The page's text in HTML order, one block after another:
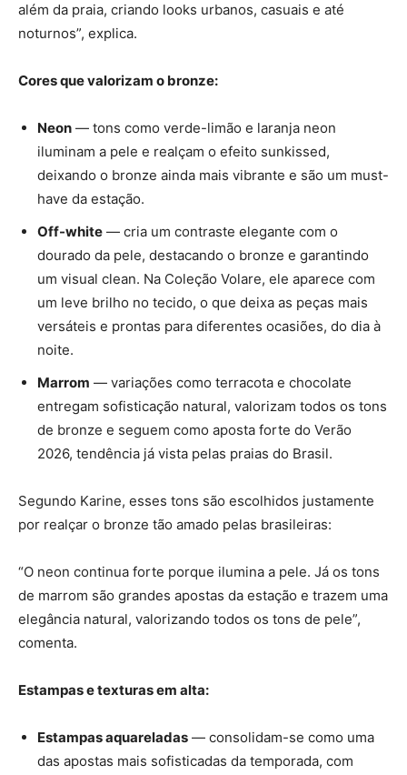
além da praia, criando looks urbanos, casuais e até
noturnos”, explica.
Cores que valorizam o bronze:
Neon — tons como verde-limão e laranja neon
iluminam a pele e realçam o efeito sunkissed,
deixando o bronze ainda mais vibrante e são um must-
have da estação.
Off-white — cria um contraste elegante com o
dourado da pele, destacando o bronze e garantindo
um visual clean. Na Coleção Volare, ele aparece com
um leve brilho no tecido, o que deixa as peças mais
versáteis e prontas para diferentes ocasiões, do dia à
noite.
Marrom — variações como terracota e chocolate
entregam sofisticação natural, valorizam todos os tons
de bronze e seguem como aposta forte do Verão
2026, tendência já vista pelas praias do Brasil.
Segundo Karine, esses tons são escolhidos justamente
por realçar o bronze tão amado pelas brasileiras:
“O neon continua forte porque ilumina a pele. Já os tons
de marrom são grandes apostas da estação e trazem uma
elegância natural, valorizando todos os tons de pele”,
comenta.
Estampas e texturas em alta:
Estampas aquareladas — consolidam-se como uma
das apostas mais sofisticadas da temporada, com